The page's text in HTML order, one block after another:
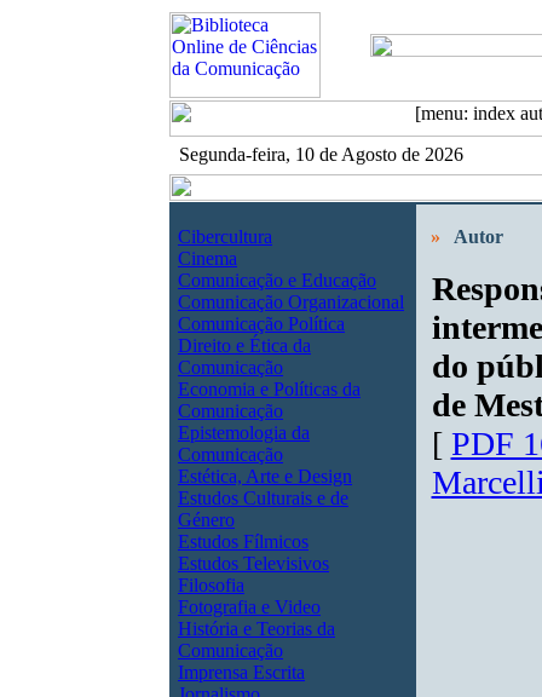
Segunda-feira, 10 de Agosto de 2026
Cibercultura
Cinema
Comunicação e Educação
Comunicação Organizacional
Comunicação Política
Direito e Ética da
Comunicação
Economia e Políticas da
Comunicação
Epistemologia da
Comunicação
Estética, Arte e Design
Estudos Culturais e de
Género
Estudos Fílmicos
Estudos Televisivos
Filosofia
Fotografia e Video
História e Teorias da
Comunicação
Imprensa Escrita
» Autor
do
de
[ PDF